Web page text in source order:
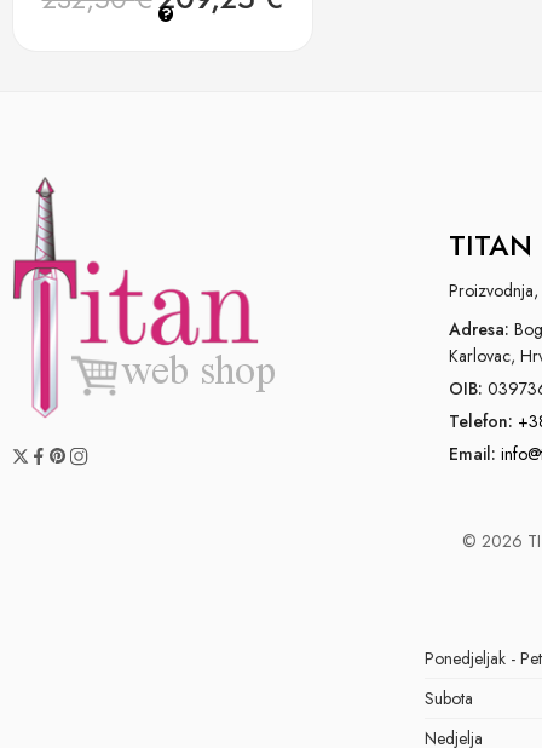
?
TITAN
Adresa:
Karlovac,
OIB:
Telefon:
Email:
© 2026
Ponedjeljak -
Subota
Nedjelja